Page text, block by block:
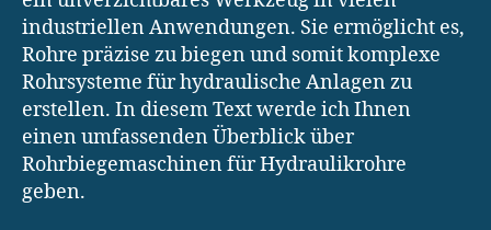
industriellen Anwendungen. Sie ermöglicht es,
Rohre präzise zu biegen und somit komplexe
Rohrsysteme für hydraulische Anlagen zu
erstellen. In diesem Text werde ich Ihnen
einen umfassenden Überblick über
Rohrbiegemaschinen für Hydraulikrohre
geben.